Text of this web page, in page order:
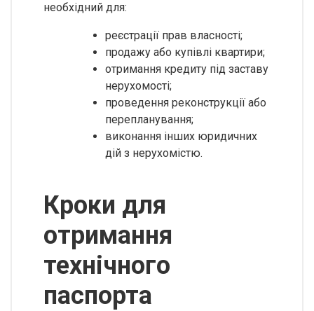
необхідний для:
реєстрації прав власності;
продажу або купівлі квартири;
отримання кредиту під заставу
нерухомості;
проведення реконструкції або
перепланування;
виконання інших юридичних
дій з нерухомістю.
Кроки для
отримання
технічного
паспорта